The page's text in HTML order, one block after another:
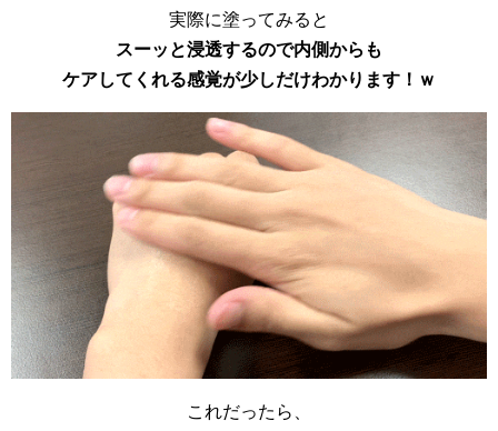
実際に塗ってみると
スーッと浸透するので内側からも
ケアしてくれる感覚が少しだけわかります！ｗ
これだったら、